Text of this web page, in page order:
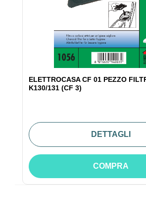
ELETTROCASA CF 01 PEZZO
K130/131 (CF 3)
DETTAGLI
COMPRA